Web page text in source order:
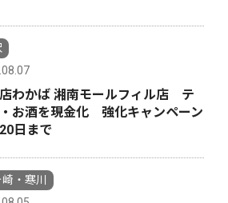
わかば 湘南モールフィル店 テ
お酒を現金化 強化キャンペーン
日まで
・寒川